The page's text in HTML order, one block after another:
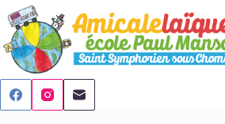
Passer
au
contenu